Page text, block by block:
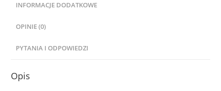
INFORMACJE DODATKOWE
OPINIE (0)
PYTANIA I ODPOWIEDZI
Opis